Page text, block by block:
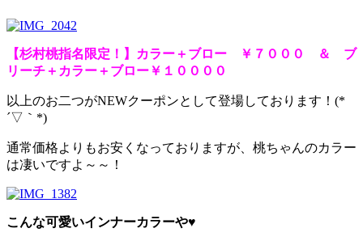
【杉村桃指名限定！】カラー＋ブロー ￥７０００ ＆ ブ
リーチ＋カラー＋ブロー￥１００００
以上のお二つがNEWクーポンとして登場しております！(*
´▽｀*)
通常価格よりもお安くなっておりますが、桃ちゃんのカラー
は凄いですよ～～！
こんな可愛いインナーカラーや♥